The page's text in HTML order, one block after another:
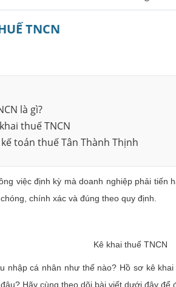
TNCN
là gì?
thuế TNCN
toán thuế Tân Thành Thịnh
việc định kỳ mà doanh nghiệp phải tiến
chính xác và đúng theo quy định.
Kê khai thuế TNCN
nhập cá nhân như thế nào? Hồ sơ kê
Hãy cùng theo dõi bài viết dưới đây để